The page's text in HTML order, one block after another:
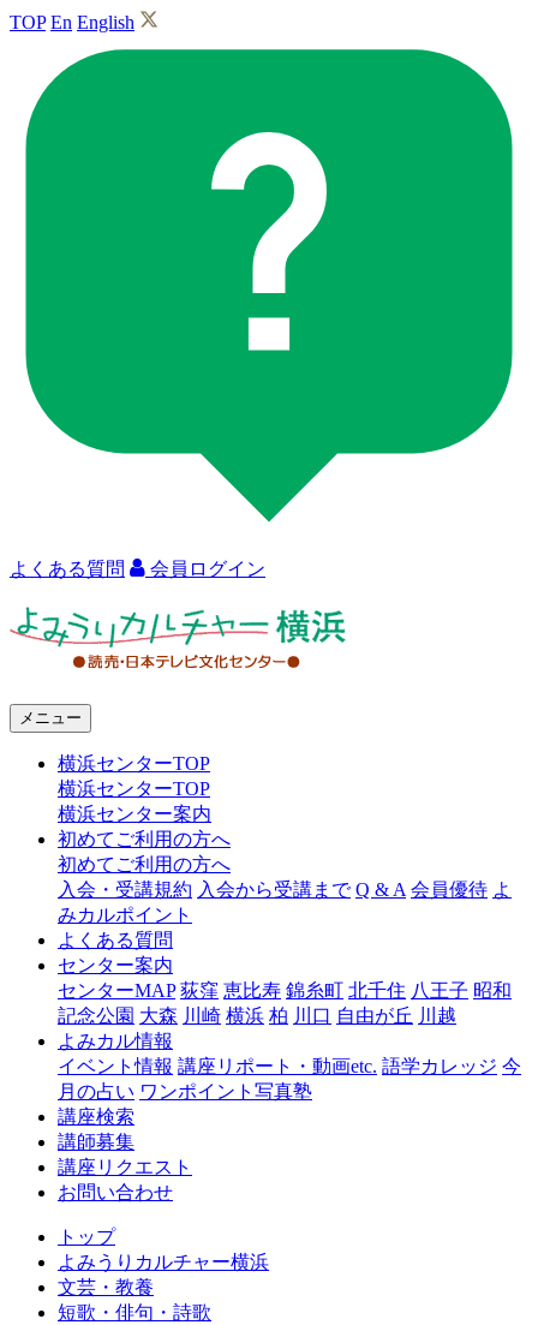
TOP En English
よくある質問 会員ログイン
ャ
浜
メニュー
横浜センターTOP
横浜センターTOP
横浜センター案内
初めてご利用の方へ
初めてご利用の方へ
入会・受講規約 入会から受講まで Q & A 会員優待 よ
みカルポイント
よくある質問
センター案内
センターMAP 荻窪 恵比寿 錦糸町 北千住 八王子 昭和
記念公園 大森 川崎 横浜 柏 川口 自由が丘 川越
よみカル情報
イベント情報 講座リポート・動画etc. 語学カレッジ 今
月の占い ワンポイント写真塾
講座検索
講師募集
講座リクエスト
お問い合わせ
トップ
よみうりカルチャー横浜
文芸・教養
短歌・俳句・詩歌